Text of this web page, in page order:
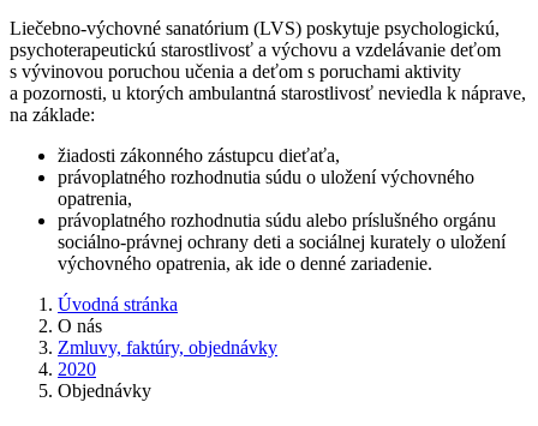
Liečebno-výchovné sanatórium (LVS) poskytuje psychologickú,
psychoterapeutickú starostlivosť a výchovu a vzdelávanie deťom
s vývinovou poruchou učenia a deťom s poruchami aktivity
a pozornosti, u ktorých ambulantná starostlivosť neviedla k náprave,
na základe:
žiadosti zákonného zástupcu dieťaťa,
právoplatného rozhodnutia súdu o uložení výchovného
opatrenia,
právoplatného rozhodnutia súdu alebo príslušného orgánu
sociálno-právnej ochrany deti a sociálnej kurately o uložení
výchovného opatrenia, ak ide o denné zariadenie.
Úvodná stránka
O nás
Zmluvy, faktúry, objednávky
2020
Objednávky